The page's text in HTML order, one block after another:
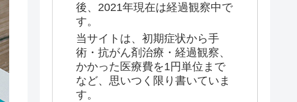
後、2021年現在は経過観察中で
す。
当サイトは、初期症状から手
術・抗がん剤治療・経過観察、
かかった医療費を1円単位まで
など、思いつく限り書いていま
す。